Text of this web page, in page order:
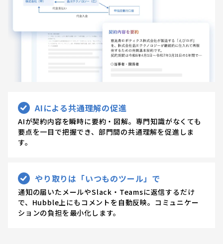
AIによる共通理解の促進
AIが契約内容を瞬時に要約・図解。専門知識がなくても
要点を一目で把握でき、部門間の共通理解を促進しま
す。
やり取りは「いつものツール」で
通知の届いたメールやSlack・Teamsに返信するだけ
で、Hubble上にもコメントを自動反映。コミュニケー
ションの負担を最小化します。